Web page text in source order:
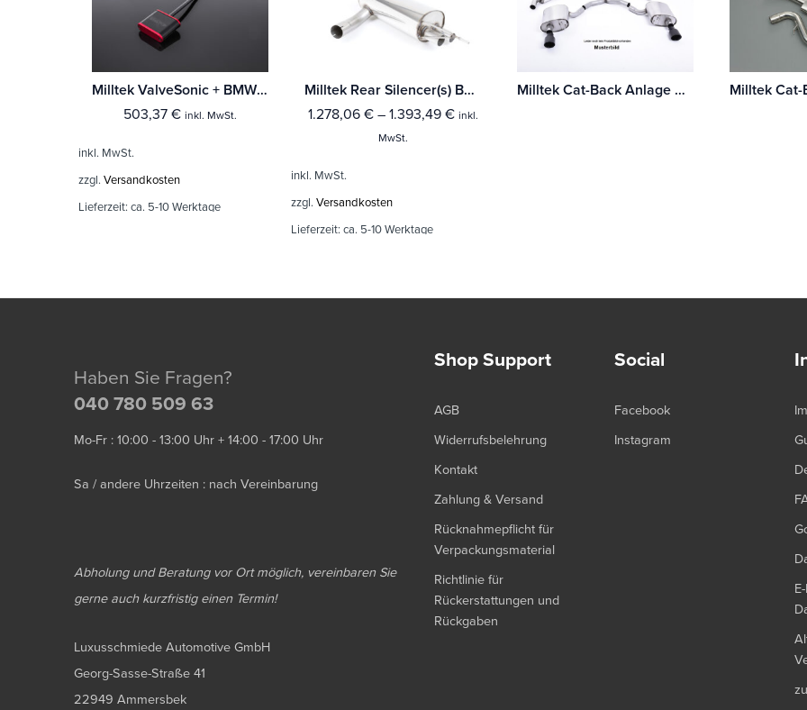
Milltek ValveSonic + BMW 1 Series M135i 3 & 5-Türer (F21 & F20 Ohnee xDrive)
503,37 € inkl. MwSt.
inkl. MwSt.
zzgl. Versandkosten
Lieferzeit: ca. 5-10 Werktage
Milltek Rear Silencer(s) BMW 1 Series 125i (F20 & F21 - Mit B48 Motor Mit TÜV / ECE Zulassung!
1.278,06 €– 1.393,49 € inkl.
MwSt.
inkl. MwSt.
zzgl. Versandkosten
Lieferzeit: ca. 5-10 Werktage
Milltek Cat-Back Anlage BMW 1 Series 118d & 120d M Sport Coupé (E82)
Haben Sie Fragen?
040 780 509 63
Mo-Fr : 10:00 - 13:00 Uhr + 14:00 - 17:00 Uhr
Sa / andere Uhrzeiten : nach Vereinbarung
Abholung und Beratung vor Ort möglich, vereinbaren Sie
gerne auch kurzfristig einen Termin!
Luxusschmiede Automotive GmbH
Georg-Sasse-Straße 41
22949 Ammersbek
Shop Support
AGB
Widerrufsbelehrung
Kontakt
Zahlung & Versand
Rücknahmepflicht für
Verpackungsmaterial
Richtlinie für
Rückerstattungen und
Rückgaben
Social
Facebook
Instagram